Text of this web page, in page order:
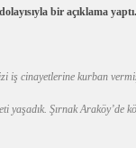
bir açıklama yaptı.
iş cinayetlerine kurban
Şırnak Araköy’de